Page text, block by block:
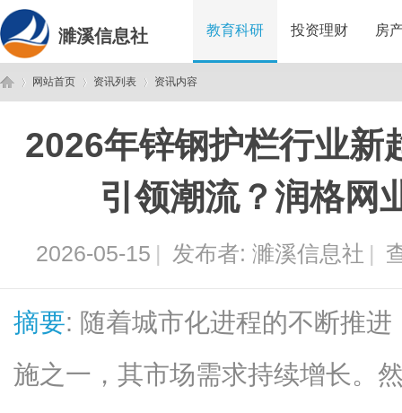
濉溪信息社 教育科研 投资理财 房
网站首页
›
资讯列表 资讯内容
2026年锌钢护栏行业新
引领潮流？润格网
2026-05-15 | 发布者: 濉溪信息社 |
摘要: 随着城市化进程的不断推
施之一，其市场需求持续增长。